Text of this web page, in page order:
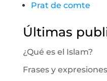
Prat de comte
Últimas
¿Qué es el Islam?
Frases y